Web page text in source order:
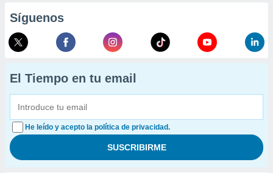
Síguenos
El Tiempo en tu email
He leído y acepto la política de privacidad.